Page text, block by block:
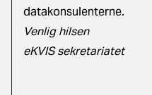
datakonsulenterne.
Venlig hilsen
eKVIS sekretariatet